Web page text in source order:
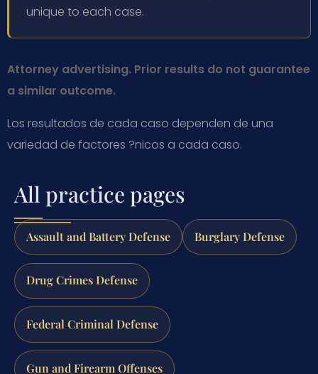
unique to each case.
Attorney advertising. Prior results do not guarantee
a similar outcome.
Los resultados de cada caso dependen de una
variedad de factores ?nicos a cada caso.
All practice pages
Assault and Battery Defense Burglary Defense
Drug Crimes Defense
Federal Criminal Defense
Gun and Firearm Offenses